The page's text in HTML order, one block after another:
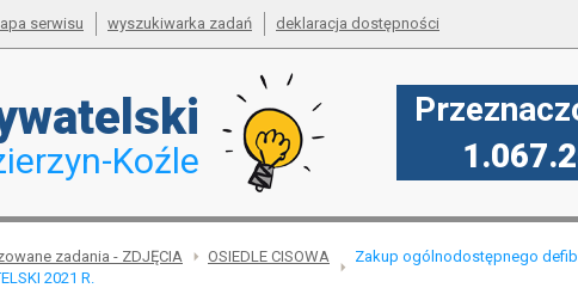
serwisu wyszukiwarka zadań deklaracja dostępności
Koźle
zadania - ZDJĘCIA OSIEDLE CISOWA
Zakup ogólnodostępnego
2021 R.